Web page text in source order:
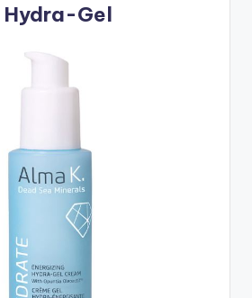
Hydra-Gel